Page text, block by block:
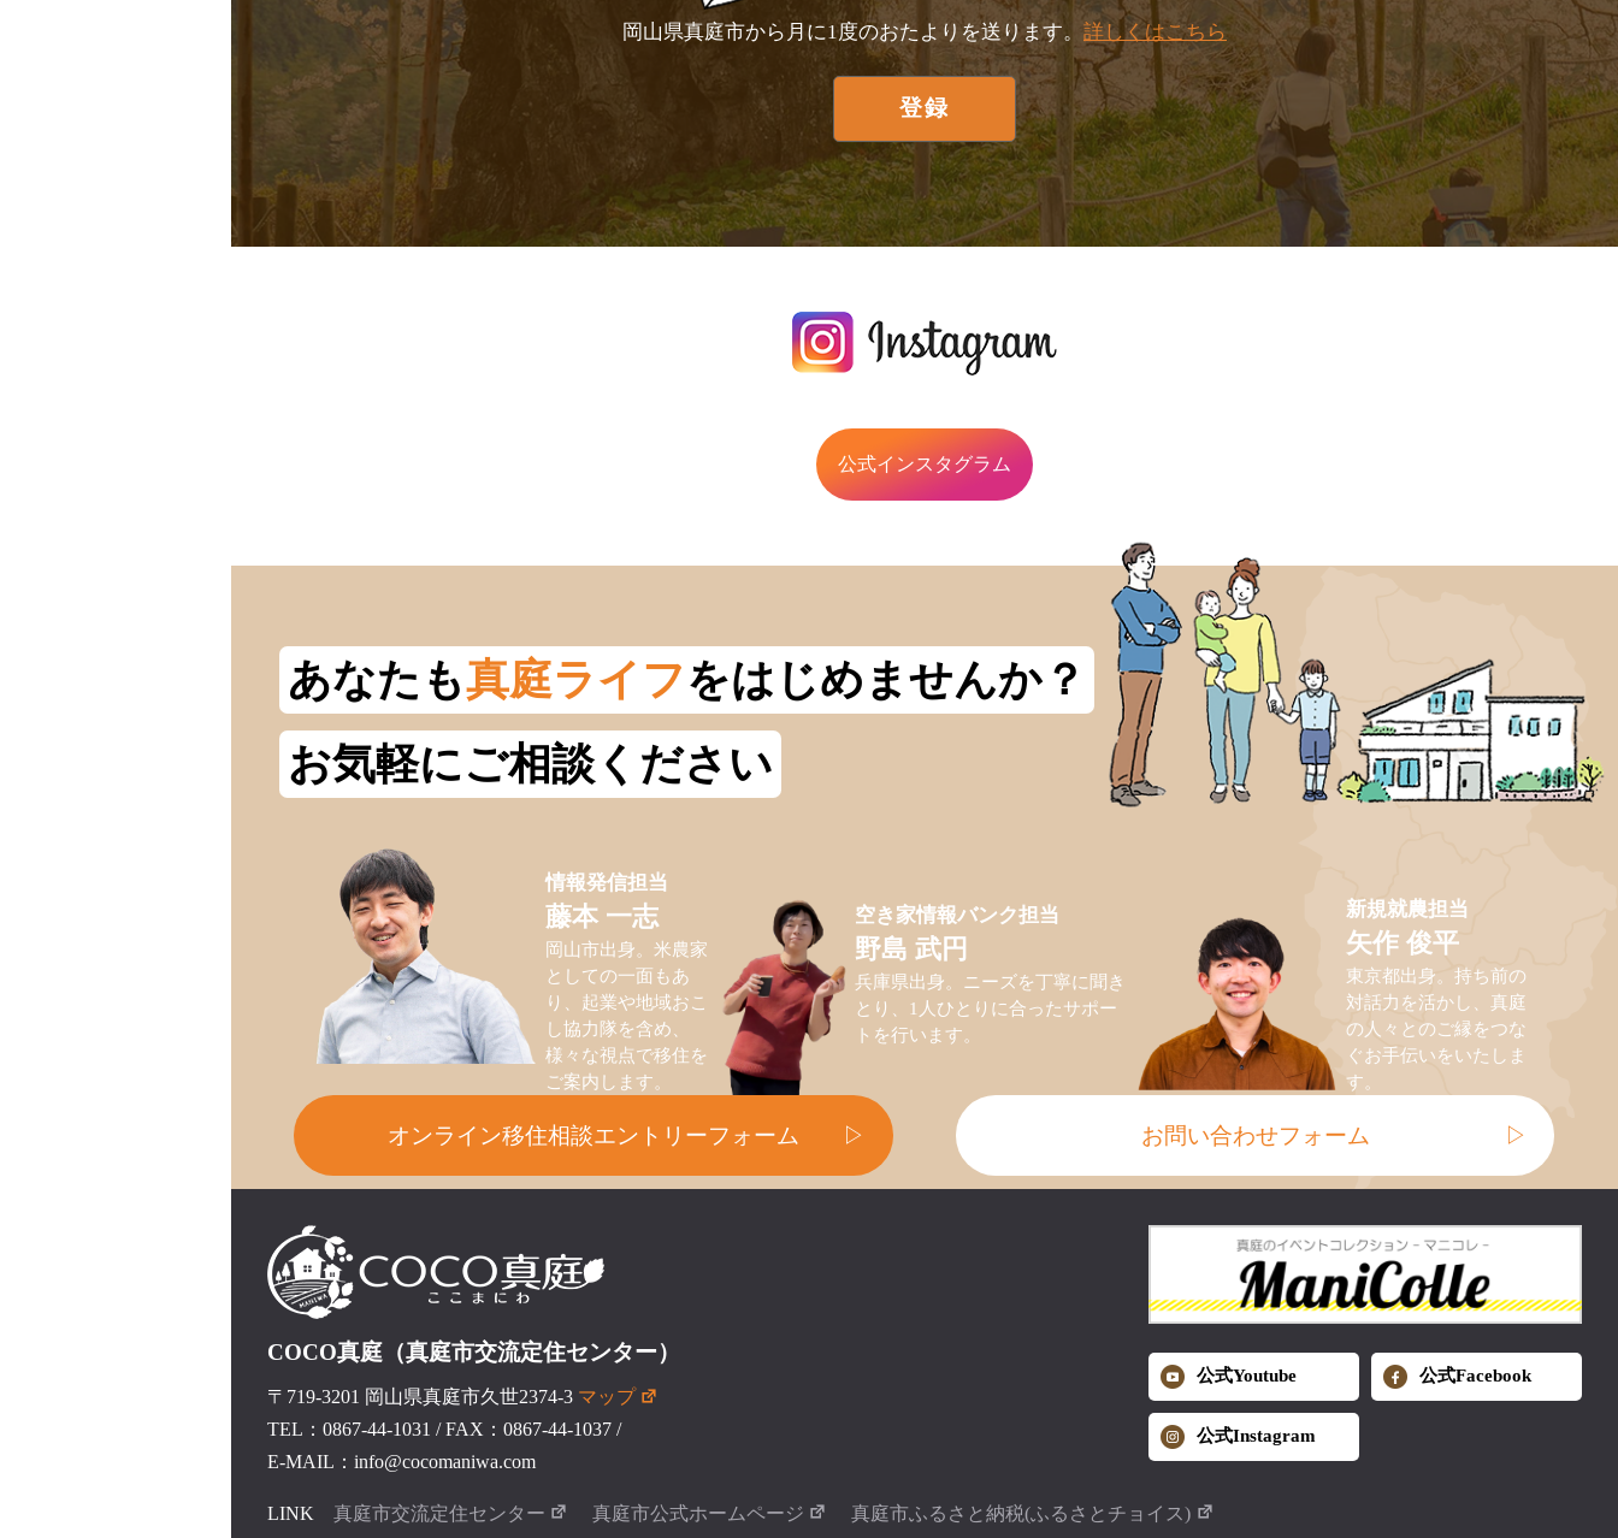
岡山県真庭市から月に1度のおたよりを送ります。 詳しくはこちら
公式インスタグラム
あなたも真庭ライフをはじめませんか？
お気軽にご相談ください
情報発信担当
藤本 一志
岡山市出身。米農家
としての一面もあ
り、起業や地域おこ
し協力隊を含め、
様々な視点で移住を
ご案内します。
空き家情報バンク担当
野島 武円
兵庫県出身。ニーズを丁寧に聞き
とり、1人ひとりに合ったサポー
トを行います。
新規就農担当
矢作 俊平
東京都出身。持ち前の
対話力を活かし、真庭
の人々とのご縁をつな
ぐお手伝いをいたしま
す。
オンライン移住相談エントリーフォーム ▷ お問い合わせフォーム ▷
COCO真庭（真庭市交流定住センター）
〒719-3201 岡山県真庭市久世2374-3 マップ
TEL：0867-44-1031 /FAX：0867-44-1037/
E-MAIL：info@cocomaniwa.com
公式Youtube 公式Facebook
公式Instagram
LINK 真庭市交流定住センター 真庭市公式ホームページ 真庭市ふるさと納税(ふるさとチョイス)